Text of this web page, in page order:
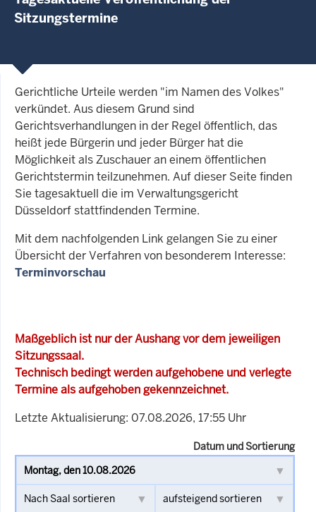
Sitzungstermine
Gerichtliche Urteile werden "im Namen des Volkes"
verkündet. Aus diesem Grund sind
Gerichtsverhandlungen in der Regel öffentlich, das
heißt jede Bürgerin und jeder Bürger hat die
Möglichkeit als Zuschauer an einem öffentlichen
Gerichtstermin teilzunehmen. Auf dieser Seite finden
Sie tagesaktuell die im Verwaltungsgericht
Düsseldorf stattfindenden Termine.
Mit dem nachfolgenden Link gelangen Sie zu einer
Übersicht der Verfahren von besonderem Interesse:
Terminvorschau
Maßgeblich ist nur der Aushang vor dem jeweiligen
Sitzungssaal.
Technisch bedingt werden aufgehobene und verlegte
Termine als aufgehoben gekennzeichnet.
Letzte Aktualisierung: 07.08.2026, 17:55 Uhr
Datum und Sortierung